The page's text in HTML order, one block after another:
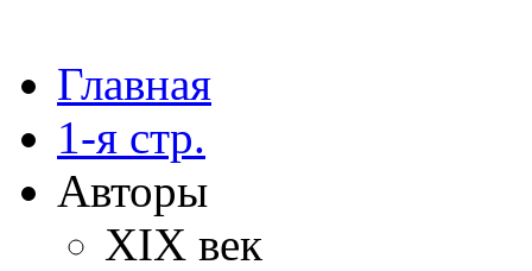
Главная
1-я стр.
Авторы
XIX век